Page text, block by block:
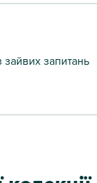
зайвих запитань